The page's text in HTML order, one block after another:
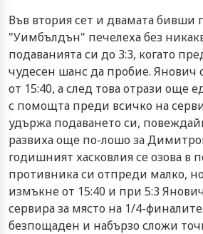
Във втория сет и двамата бивши
"Уимбълдън" печелеха без
подаванията си до 3:3, когато
чудесен шанс да пробие. Янович
от 15:40, а след това отрази още
с помощта преди всичко на
удържа подаването си,
развиха още по-лошо за
годишният хасковлия се озова в
противника си отпреди малко,
измъкне от 15:40 и при 5:3
сервира за място на 1/4-
безпощаден и набързо сложи